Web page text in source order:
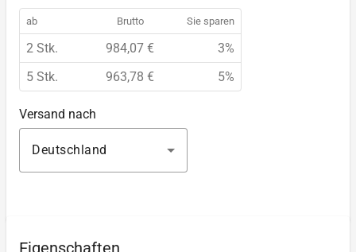
ab Brutto Sie sparen
2 Stk. 984,07 €
3%
5 Stk.
963,78 € 5%
Versand nach
Deutschland
Eigenschaften